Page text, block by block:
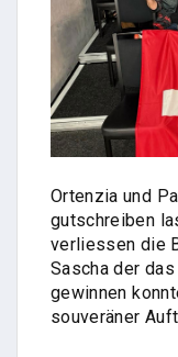
Ortenzia und
gutschreiben
verliessen die
Sascha der
gewinnen
souveräner